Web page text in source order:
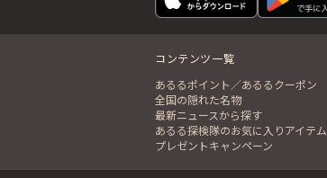
コンテンツ一覧
あるるポイント／あるるクーポン
全国の隠れた名物
最新ニュースから探す
あるる探検隊のお気に入りアイテム
プレゼントキャンペーン